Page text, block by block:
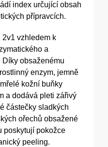
index určující obsah
přípravcích.
2v1 vzhledem k
a
obsaženému
enzym, jemně
kožní buňky
a dodává pleti zářivý
částečky sladkých
ořechů obsažené
poskytují pokožce
peeling.